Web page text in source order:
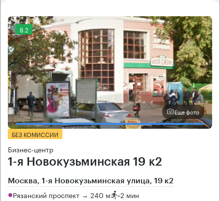
8.2
Еще фото
БЕЗ КОМИССИИ
Бизнес-центр
1-я Новокузьминская 19 к2
Москва, 1-я Новокузьминская улица, 19 к2
Рязанский проспект → 240 м ~2 мин